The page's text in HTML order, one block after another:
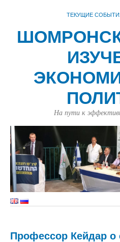
ТЕКУЩИЕ
На пути к
Профессор Кейдар